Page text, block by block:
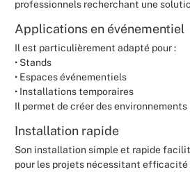
professionnels recherchant une
Applications en événementiel
Il est particulièrement adapté pour :
• Stands
• Espaces événementiels
• Installations temporaires
Il permet de créer des
Installation rapide
Son installation simple et rapide
pour les projets nécessitant